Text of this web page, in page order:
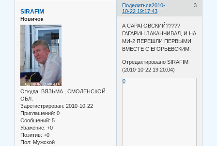
Поделиться 3
2010-
10-22 19:17:43
SIRAFIM
Новичок
Откуда: ВЯЗЬМА , СМОЛЕНСКОЙ
ОБЛ.
Зарегистрирован: 2010-10-22
Приглашений: 0
Сообщений: 5
Уважение: +0
Позитив: +0
Пол: Мужской
А САРАТОВСКИЙ?????
ГАГАРИН ЗАКАНЧИВАЛ, И НА
МИ-2 ПЕРЕШЛИ ПЕРВЫМИ
ВМЕСТЕ С ЕГОРЬЕВСКИМ.
Отредактировано SIRAFIM
(2010-10-22 19:20:04)
0